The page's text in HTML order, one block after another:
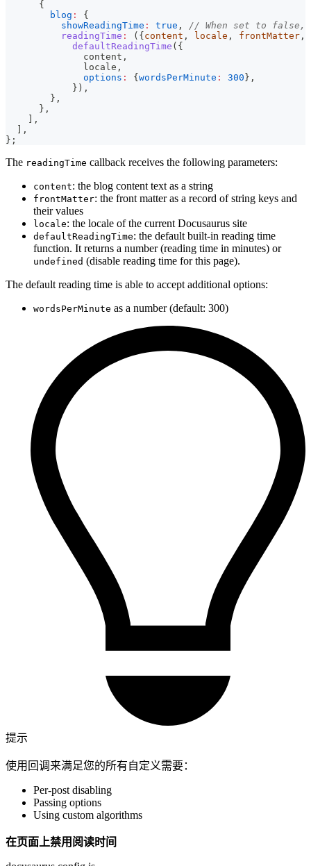
{
blog :
{
showReadingTime : true ,
// When set to false,
readingTime : ( { content , locale , frontMatter ,
defaultReadingTime ( {
              content
,
              locale
,
options : { wordsPerMinute : 300 } ,
} ) ,
} ,
} ,
,
,
} ;
The readingTime callback receives the following parameters:
content: the blog content text as a string
frontMatter: the front matter as a record of string keys and
their values
locale: the locale of the current Docusaurus site
defaultReadingTime: the default built-in reading time
function. It returns a number (reading time in minutes) or
undefined (disable reading time for this page).
The default reading time is able to accept additional options:
wordsPerMinute as a number (default: 300)
提示
使用回调来满足您的所有自定义需要：
Per-post disabling
Passing options
Using custom algorithms
在页面上禁用阅读时间